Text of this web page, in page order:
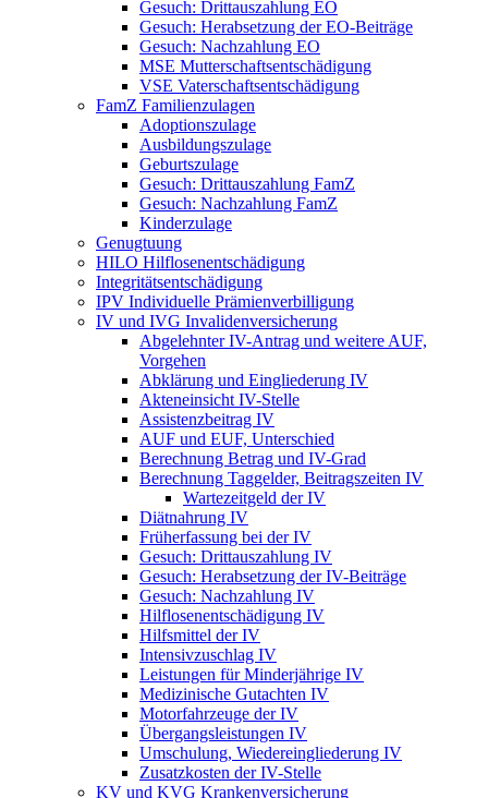
Gesuch: Drittauszahlung EO
Gesuch: Herabsetzung der EO-Beiträge
Gesuch: Nachzahlung EO
MSE Mutterschaftsentschädigung
VSE Vaterschaftsentschädigung
FamZ Familienzulagen
Adoptionszulage
Ausbildungszulage
Geburtszulage
Gesuch: Drittauszahlung FamZ
Gesuch: Nachzahlung FamZ
Kinderzulage
Genugtuung
HILO Hilflosenentschädigung
Integritätsentschädigung
IPV Individuelle Prämienverbilligung
IV und IVG Invalidenversicherung
Abgelehnter IV-Antrag und weitere AUF,
Vorgehen
Abklärung und Eingliederung IV
Akteneinsicht IV-Stelle
Assistenzbeitrag IV
AUF und EUF, Unterschied
Berechnung Betrag und IV-Grad
Berechnung Taggelder, Beitragszeiten IV
Wartezeitgeld der IV
Diätnahrung IV
Früherfassung bei der IV
Gesuch: Drittauszahlung IV
Gesuch: Herabsetzung der IV-Beiträge
Gesuch: Nachzahlung IV
Hilflosenentschädigung IV
Hilfsmittel der IV
Intensivzuschlag IV
Leistungen für Minderjährige IV
Medizinische Gutachten IV
Motorfahrzeuge der IV
Übergangsleistungen IV
Umschulung, Wiedereingliederung IV
Zusatzkosten der IV-Stelle
KV und KVG Krankenversicherung